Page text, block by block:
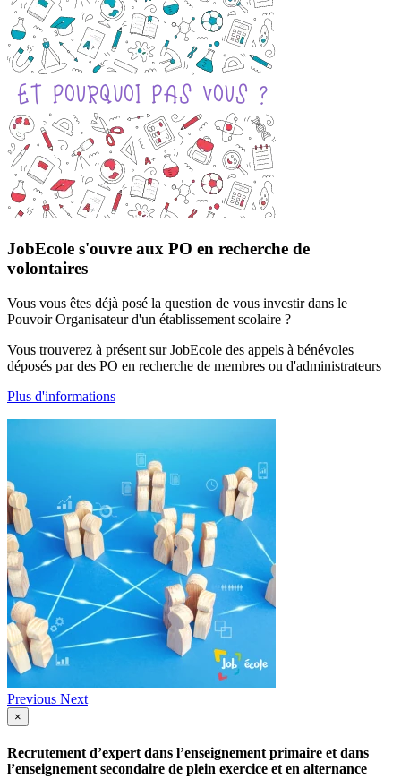
JobEcole s'ouvre aux PO en recherche de
volontaires
Vous vous êtes déjà posé la question de vous investir dans le
Pouvoir Organisateur d'un établissement scolaire ?
Vous trouverez à présent sur JobEcole des appels à bénévoles
déposés par des PO en recherche de membres ou d'administrateurs
Plus d'informations
Previous Next
×
Recrutement d’expert dans l’enseignement primaire et dans
l’enseignement secondaire de plein exercice et en alternance